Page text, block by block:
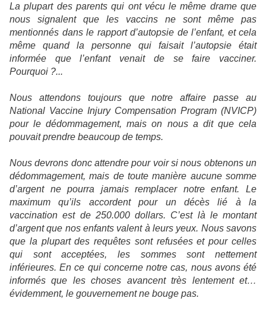
La plupart des parents qui ont vécu le même drame que
nous signalent que les vaccins ne sont même pas
mentionnés dans le rapport d’autopsie de l’enfant, et cela
même quand la personne qui faisait l’autopsie était
informée que l’enfant venait de se faire vacciner.
Pourquoi ?...
Nous attendons toujours que notre affaire passe au
National Vaccine Injury Compensation Program (NVICP)
pour le dédommagement, mais on nous a dit que cela
pouvait prendre beaucoup de temps.
Nous devrons donc attendre pour voir si nous obtenons un
dédommagement, mais de toute manière aucune somme
d’argent ne pourra jamais remplacer notre enfant. Le
maximum qu’ils accordent pour un décès lié à la
vaccination est de 250.000 dollars. C’est là le montant
d’argent que nos enfants valent à leurs yeux. Nous savons
que la plupart des requêtes sont refusées et pour celles
qui sont acceptées, les sommes sont nettement
inférieures. En ce qui concerne notre cas, nous avons été
informés que les choses avancent très lentement et…
évidemment, le gouvernement ne bouge pas.